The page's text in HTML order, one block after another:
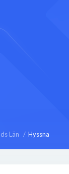
Län Hyssna